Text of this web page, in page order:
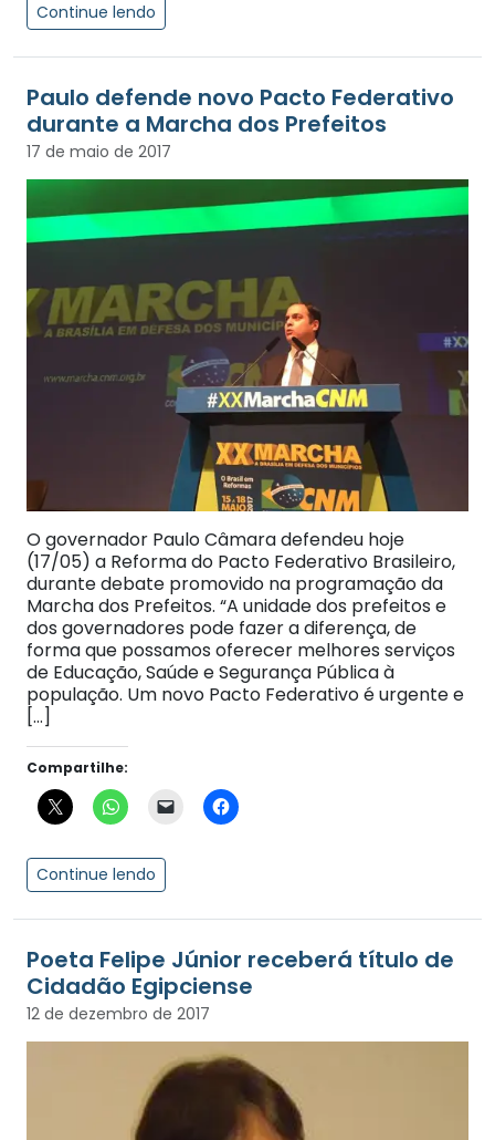
Continue lendo
Paulo defende novo Pacto Federativo
durante a Marcha dos Prefeitos
17 de maio de 2017
O governador Paulo Câmara defendeu hoje
(17/05) a Reforma do Pacto Federativo Brasileiro,
durante debate promovido na programação da
Marcha dos Prefeitos. “A unidade dos prefeitos e
dos governadores pode fazer a diferença, de
forma que possamos oferecer melhores serviços
de Educação, Saúde e Segurança Pública à
população. Um novo Pacto Federativo é urgente e
[…]
Compartilhe:
Continue lendo
Poeta Felipe Júnior receberá título de
Cidadão Egipciense
12 de dezembro de 2017